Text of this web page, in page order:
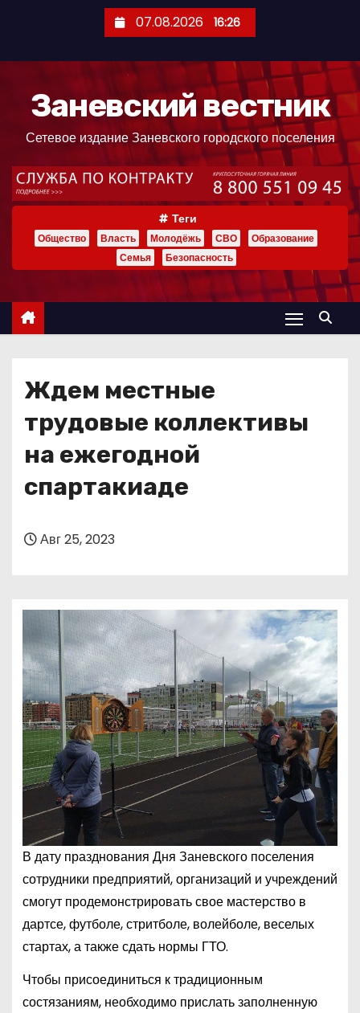
ж
07.08.2026 16:26
Заневский вестник
Сетевое издание Заневского городского поселения
Теги
Общество Власть Молодёжь СВО
Образование
Семья
Безопасность
Ждем местные
трудовые коллективы
на ежегодной
спартакиаде
Авг 25, 2023
В дату празднования Дня Заневского поселения
сотрудники предприятий, организаций и учреждений
смогут продемонстрировать свое мастерство в
дартсе, футболе, стритболе, волейболе, веселых
стартах, а также сдать нормы ГТО.
Чтобы присоединиться к традиционным
состязаниям, необходимо прислать заполненную